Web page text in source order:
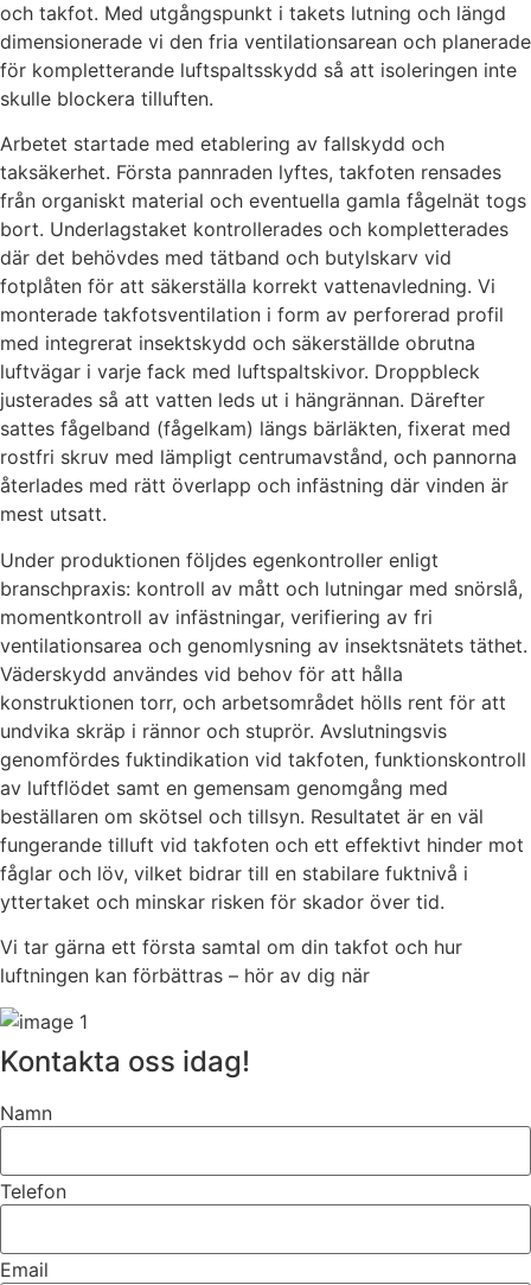
och takfot. Med utgångspunkt i takets lutning och längd
dimensionerade vi den fria ventilationsarean och planerade
för kompletterande luftspaltsskydd så att isoleringen inte
skulle blockera tilluften.
Arbetet startade med etablering av fallskydd och
taksäkerhet. Första pannraden lyftes, takfoten rensades
från organiskt material och eventuella gamla fågelnät togs
bort. Underlagstaket kontrollerades och kompletterades
där det behövdes med tätband och butylskarv vid
fotplåten för att säkerställa korrekt vattenavledning. Vi
monterade takfotsventilation i form av perforerad profil
med integrerat insektskydd och säkerställde obrutna
luftvägar i varje fack med luftspaltskivor. Droppbleck
justerades så att vatten leds ut i hängrännan. Därefter
sattes fågelband (fågelkam) längs bärläkten, fixerat med
rostfri skruv med lämpligt centrumavstånd, och pannorna
återlades med rätt överlapp och infästning där vinden är
mest utsatt.
Under produktionen följdes egenkontroller enligt
branschpraxis: kontroll av mått och lutningar med snörslå,
momentkontroll av infästningar, verifiering av fri
ventilationsarea och genomlysning av insektsnätets täthet.
Väderskydd användes vid behov för att hålla
konstruktionen torr, och arbetsområdet hölls rent för att
undvika skräp i rännor och stuprör. Avslutningsvis
genomfördes fuktindikation vid takfoten, funktionskontroll
av luftflödet samt en gemensam genomgång med
beställaren om skötsel och tillsyn. Resultatet är en väl
fungerande tilluft vid takfoten och ett effektivt hinder mot
fåglar och löv, vilket bidrar till en stabilare fuktnivå i
yttertaket och minskar risken för skador över tid.
Vi tar gärna ett första samtal om din takfot och hur
luftningen kan förbättras – hör av dig när
Kontakta oss idag!
Namn
Telefon
Email